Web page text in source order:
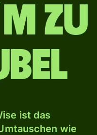
zu
ist das
wie